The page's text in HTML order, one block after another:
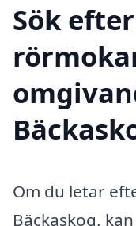
Sök
Om du letar
Bäckaskog,